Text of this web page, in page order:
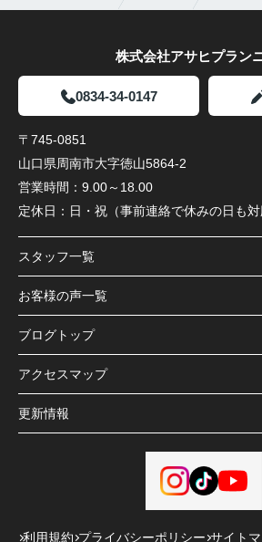
株式会社アサヒプラン
0834-34-0147
〒745-0851
山口県周南市大字徳山5864-2
営業時間： 9.00～18.00
定休日： 日・祝（事前連絡で休みの日も
スタッフ一覧
お客様の声一覧
ブログトップ
アクセスマップ
更新情報
利用規約 プライバシーポリシー サイト